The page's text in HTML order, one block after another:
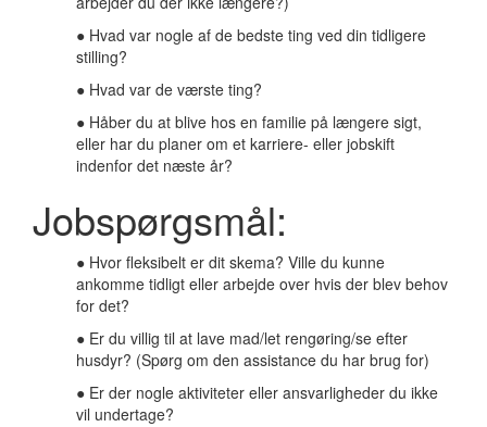
● Hvad var nogle af de bedste ting ved din tidligere
stilling?
● Hvad var de værste ting?
● Håber du at blive hos en familie på længere sigt,
eller har du planer om et karriere- eller jobskift
indenfor det næste år?
Jobspørgsmål:
● Hvor fleksibelt er dit skema? Ville du kunne
ankomme tidligt eller arbejde over hvis der blev behov
for det?
● Er du villig til at lave mad/let rengøring/se efter
husdyr? (Spørg om den assistance du har brug for)
● Er der nogle aktiviteter eller ansvarligheder du ikke
vil undertage?